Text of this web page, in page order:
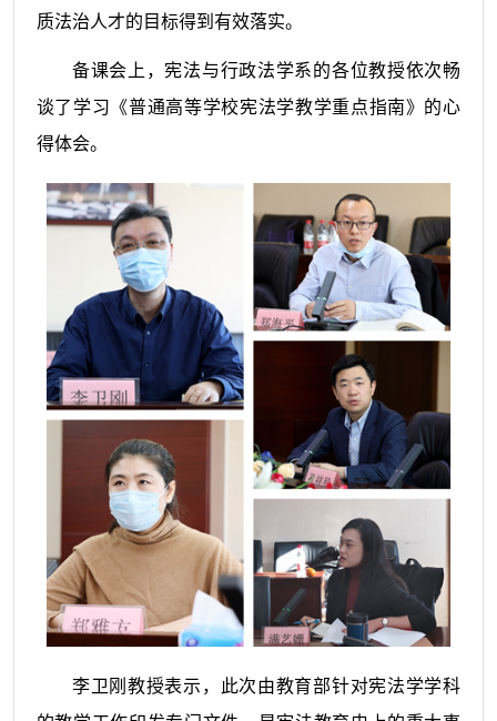
质法治人才的目标得到有效落实。
备课会上，宪法与行政法学系的各位教授依次畅
谈了学习《普通高等学校宪法学教学重点指南》的心
得体会。
李卫刚教授表示，此次由教育部针对宪法学学科